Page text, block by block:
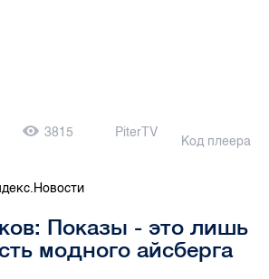
3815 PiterTV
Код плеера
Показы - это лишь
модного айсберга